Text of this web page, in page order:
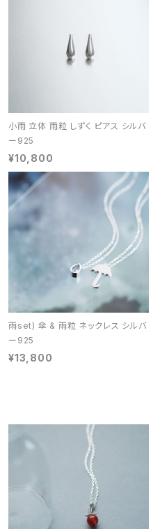
小雨 立体 雨粒 しずく ピアス シルバ
ー925
¥10,800
雨set) 傘 & 雨粒 ネックレス シルバ
ー925
¥13,800